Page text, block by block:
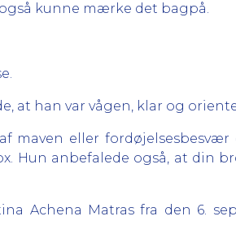
kunne mærke det bagpå.
at han var vågen, klar og
maven eller fordøjelsesbesvær
Hun anbefalede også, at din
Achena Matras fra den 6.